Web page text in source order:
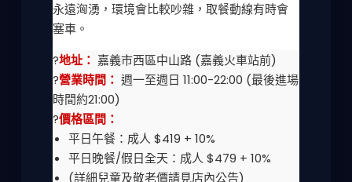
永遠洶湧，環境會比較吵雜，取餐動線有時會
塞車。
?地址： 嘉義市西區中山路 (嘉義火車站前)
?營業時間： 週一至週日 11:00-22:00 (最後進場
時間約21:00)
?價格區間：
平日午餐：成人 $419 + 10%
平日晚餐/假日全天：成人 $479 + 10%
(詳細兒童及敬老價請見店內公告)